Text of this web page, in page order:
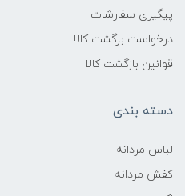
پیگیری سفارشات
درخواست برگشت کالا
قوانین بازگشت کالا
دسته بندی
لباس مردانه
کفش مردانه